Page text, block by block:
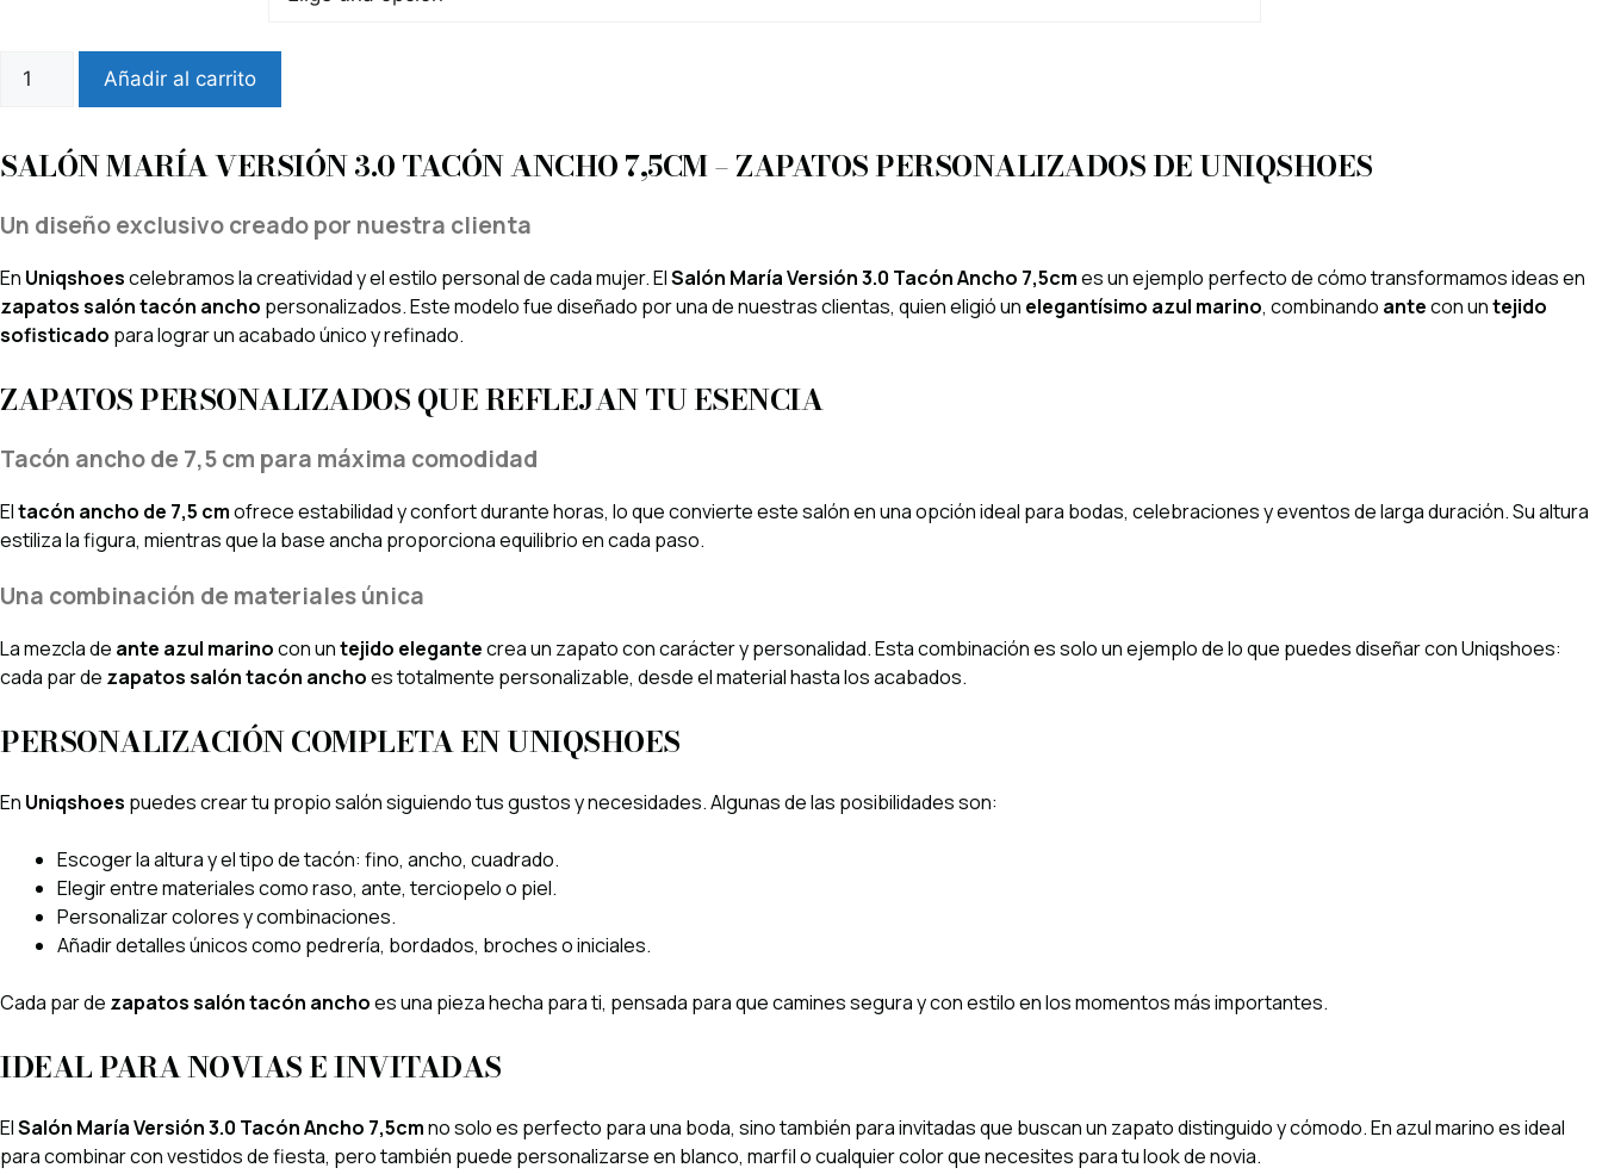
Añadir al carrito
SALÓN MARÍA VERSIÓN 3.0 TACÓN ANCHO 7,5CM – ZAPATOS PERSONALIZADOS DE UNIQSHOES
Un diseño exclusivo creado por nuestra clienta
En Uniqshoescelebramos la creatividad y el estilo personal de cada mujer. ElSalón María Versión 3.0 Tacón Ancho 7,5cmes un ejemplo perfecto de cómo transformamos ideas en
zapatos salón tacón ancho personalizados. Este modelo fue diseñado por una de nuestras clientas, quien eligió un elegantísimo azul marino, combinando antecon untejido
sofisticado para lograr un acabado único y refinado.
ZAPATOS PERSONALIZADOS QUE REFLEJAN TU ESENCIA
Tacón ancho de 7,5 cm para máxima comodidad
Eltacón ancho de 7,5 cmofrece estabilidad y confort durante horas, lo que convierte este salón en una opción ideal para bodas, celebraciones y eventos de larga duración. Su altura
estiliza la figura, mientras que la base ancha proporciona equilibrio en cada paso.
Una combinación de materiales única
La mezcla de ante azul marinocon untejido elegantecrea un zapato con carácter y personalidad. Esta combinación es solo un ejemplo de lo que puedes diseñar con Uniqshoes:
cada par de zapatos salón tacón anchoes totalmente personalizable, desde el material hasta los acabados.
PERSONALIZACIÓN COMPLETA EN UNIQSHOES
En Uniqshoes puedes crear tu propio salón siguiendo tus gustos y necesidades. Algunas de las posibilidades son:
Escoger la altura y el tipo de tacón: fino, ancho, cuadrado.
Elegir entre materiales como raso, ante, terciopelo o piel.
Personalizar colores y combinaciones.
Añadir detalles únicos como pedrería, bordados, broches o iniciales.
Cada par de zapatos salón tacón anchoes una pieza hecha para ti, pensada para que camines segura y con estilo en los momentos más importantes.
IDEAL PARA NOVIAS E INVITADAS
ElSalón María Versión 3.0 Tacón Ancho 7,5cmno solo es perfecto para una boda, sino también para invitadas que buscan un zapato distinguido y cómodo. En azul marino es ideal
para combinar con vestidos de fiesta, pero también puede personalizarse en blanco, marfil o cualquier color que necesites para tu look de novia.